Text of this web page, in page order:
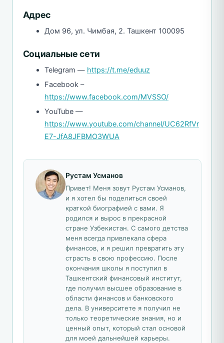
Адрес
Дом 96, ул. Чимбая, 2. Ташкент 100095
Социальные сети
Telegram — https://t.me/eduuz
Facebook –
https://www.facebook.com/MVSSO/
YouTube —
https://www.youtube.com/channel/UC62RfVr
E7-JfA8JFBMO3WUA
Рустам Усманов
Привет! Меня зовут Рустам Усманов,
и я хотел бы поделиться своей
краткой биографией с вами. Я
родился и вырос в прекрасной
стране Узбекистан. С самого детства
меня всегда привлекала сфера
финансов, и я решил превратить эту
страсть в свою профессию. После
окончания школы я поступил в
Ташкентский финансовый институт,
где получил высшее образование в
области финансов и банковского
дела. В университете я получил не
только теоретические знания, но и
ценный опыт, который стал основой
для моей дальнейшей карьеры.